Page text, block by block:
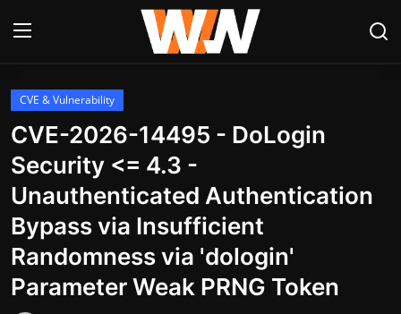
Anmelden
Datenschutzerklärung
Contact
Aktuelles
Kultur & Unterhaltung
CVE & Vulnerability
CVE-2026-14495 - DoLogin
Security <= 4.3 -
Unauthenticated Authentication
Bypass via Insufficient
Randomness via 'dologin'
Parameter Weak PRNG Token